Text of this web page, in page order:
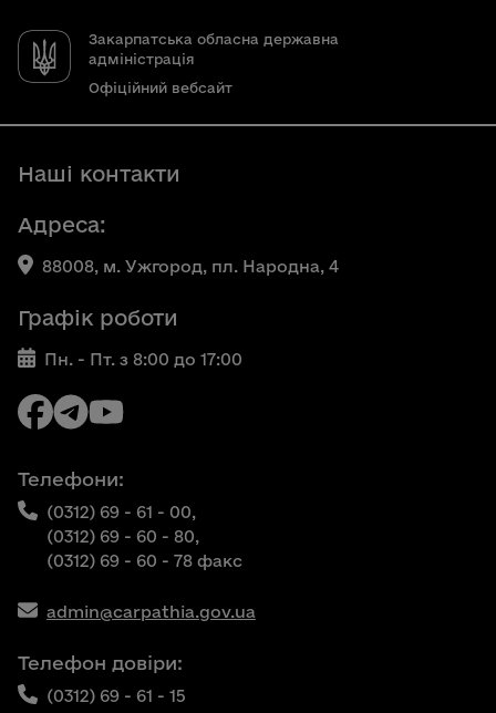
Закарпатська обласна державна
адміністрація
Офіційний вебсайт
Наші контакти
Адреса:
88008, м. Ужгород, пл. Народна, 4
Графік роботи
Пн. - Пт. з 8:00 до 17:00
Телефони:
(0312) 69 - 61 - 00,
(0312) 69 - 60 - 80,
(0312) 69 - 60 - 78 факс
admin@carpathia.gov.ua
Телефон довіри:
(0312) 69 - 61 - 15